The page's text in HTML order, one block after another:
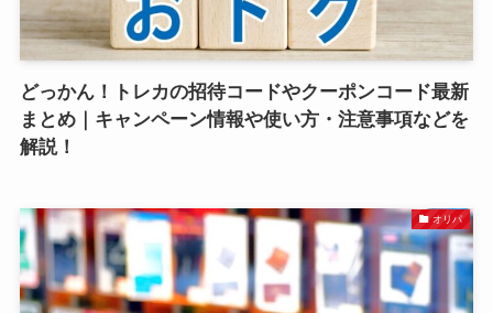
どっかん！トレカの招待コードやクーポンコード最新
まとめ｜キャンペーン情報や使い方・注意事項などを
解説！
オリパ